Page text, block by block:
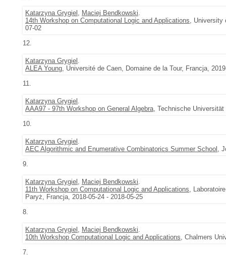
Katarzyna Grygiel , Maciej Bendkowski.
14th Workshop on Computational Logic and Applications, University
07-02
12.
Katarzyna Grygiel .
ALEA Young, Université de Caen, Domaine de la Tour, Francja,
11.
Katarzyna Grygiel .
AAA97 - 97th Workshop on General Algebra, Technische Universität
10.
Katarzyna Grygiel .
AEC Algorithmic and Enumerative Combinatorics Summer School ,
9.
Katarzyna Grygiel , Maciej Bendkowski.
11th Workshop on Computational Logic and Applications,
Paryż, Francja, 2018-05-24 - 2018-05-25
8.
Katarzyna Grygiel , Maciej Bendkowski.
10th Workshop Computational Logic and Applications, Chalmers
7.